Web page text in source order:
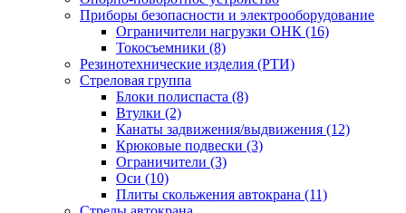
Приборы безопасности и электрооборудование
Ограничители нагрузки ОНК (16)
Токосъемники (8)
Резинотехнические изделия (РТИ)
Стреловая группа
Блоки полиспаста (8)
Втулки (2)
Канаты задвижения/выдвижения (12)
Крюковые подвески (3)
Ограничители (3)
Оси (10)
Плиты скольжения автокрана (11)